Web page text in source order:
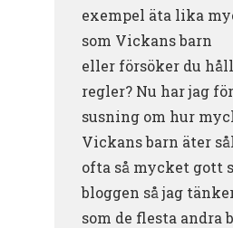
exempel äta lika
som Vickans barn
eller försöker du
regler? Nu har jag
susning om hur
Vickans barn äter
ofta så mycket gott
bloggen så jag
som de flesta andra